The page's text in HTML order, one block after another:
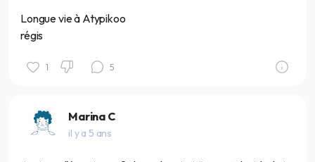
Longue vie à Atypikoo
régis
1 5
Marina C
il y a 5 ans